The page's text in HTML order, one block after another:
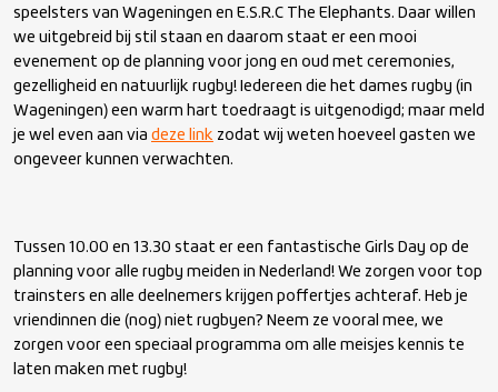
speelsters van Wageningen en E.S.R.C The Elephants. Daar willen
we uitgebreid bij stil staan en daarom staat er een mooi
evenement op de planning voor jong en oud met ceremonies,
gezelligheid en natuurlijk rugby! Iedereen die het dames rugby (in
Wageningen) een warm hart toedraagt is uitgenodigd; maar meld
je wel even aan via deze link zodat wij weten hoeveel gasten we
ongeveer kunnen verwachten.
Tussen 10.00 en 13.30 staat er een fantastische Girls Day op de
planning voor alle rugby meiden in Nederland! We zorgen voor top
trainsters en alle deelnemers krijgen poffertjes achteraf. Heb je
vriendinnen die (nog) niet rugbyen? Neem ze vooral mee, we
zorgen voor een speciaal programma om alle meisjes kennis te
laten maken met rugby!